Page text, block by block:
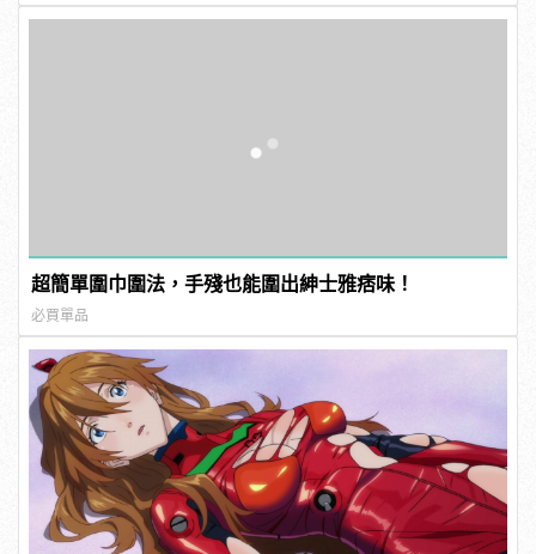
超簡單圍巾圍法，手殘也能圍出紳士雅痞味！
必買單品